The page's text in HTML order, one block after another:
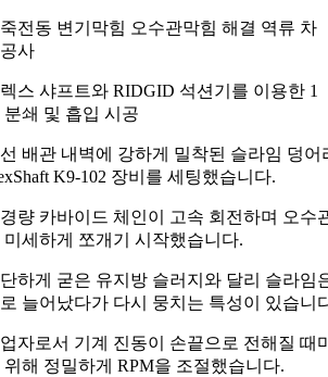
스 샤프트와 RIDGID 석션기를 이용한 1
분쇄 및 흡입 시공
배관 내벽에 강하게 밀착된 슬라임 덩어
K9-102 장비를 세팅했습니다.
량 카바이드 체인이 고속 회전하며 오수
미세하게 쪼개기 시작했습니다.
하게 굳은 유지방 슬러지와 달리 슬라임
늘어났다가 다시 뭉치는 특성이 있습니
자로서 기계 진동이 손끝으로 전해질 때
위해 정밀하게 RPM을 조절했습니다.